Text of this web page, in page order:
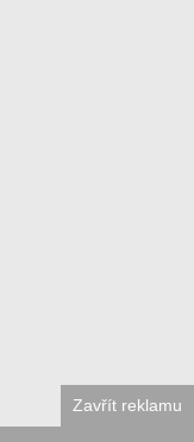
Zavřít reklamu